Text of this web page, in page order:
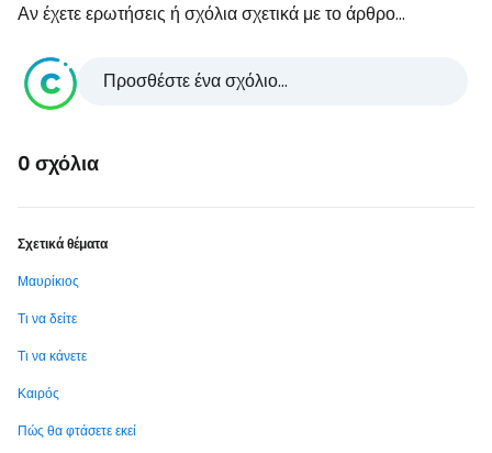
Αν έχετε ερωτήσεις ή σχόλια σχετικά με το άρθρο...
Προσθέστε ένα σχόλιο...
0 σχόλια
Σχετικά θέματα
Μαυρίκιος
Τι να δείτε
Τι να κάνετε
Καιρός
Πώς θα φτάσετε εκεί